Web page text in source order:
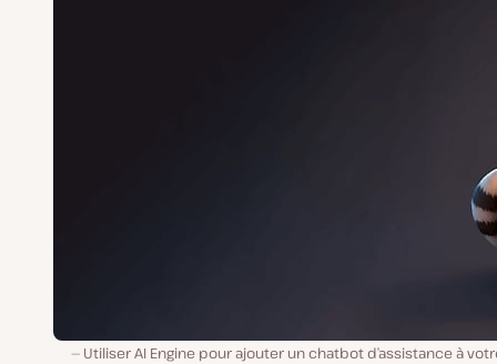
Utiliser AI Engine pour ajouter un chatbot d’assistance à